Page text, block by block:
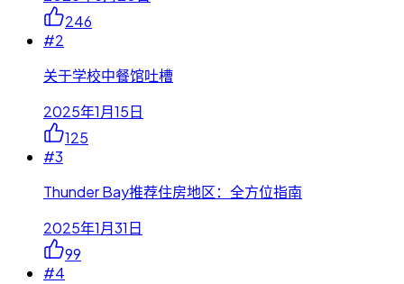
246
#2
关于学校中餐馆吐槽
2025年1月15日
125
#3
Thunder Bay推荐住房地区：全方位指南
2025年1月31日
99
#4